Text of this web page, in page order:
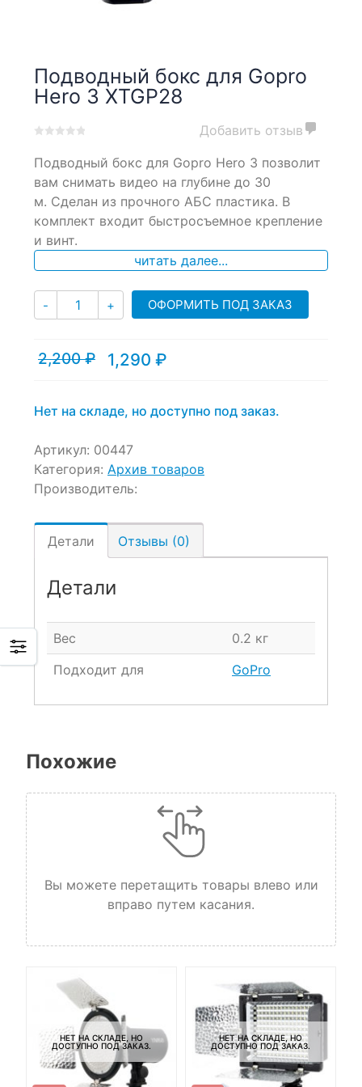
Подводный бокс для Gopro
Hero 3 XTGP28
out
on
customer
ratings
Добавить отзыв
Подводный бокс для Gopro Hero 3 позволит
вам снимать видео на глубине до 30
м. Сделан из прочного АБС пластика. В
комплект входит быстросъемное крепление
и винт.
читать далее...
- Количество
+ ОФОРМИТЬ ПОД ЗАКАЗ
2,200₽
Первоначальная
2,200 ₽.
1,290 ₽
Текущая
Нет на складе, но доступно под заказ.
Артикул: 00447
Категория: Архив товаров
Производитель:
Детали Отзывы (0)
Детали
Вес
0.2 кг
Подходит для
GoPro
Похожие
Вы можете перетащить товары влево или
вправо путем касания.
НЕТ НА СКЛАДЕ, НО
ДОСТУПНО ПОД ЗАКАЗ.
НЕТ НА СКЛАДЕ, НО
ДОСТУПНО ПОД ЗАКАЗ.